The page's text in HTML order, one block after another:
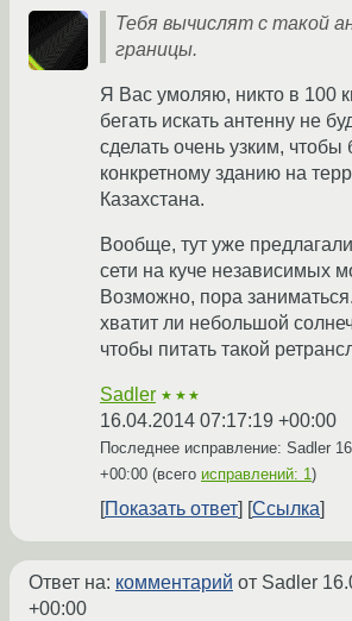
Тебя вычислят с такой
границы.
Я Вас умоляю, никто в 100
бегать искать антенну не
сделать очень узким,
конкретному зданию на
Казахстана.
Вообще, тут уже
сети на куче независимых
Возможно, пора
хватит ли небольшой
чтобы питать такой
Sadler ★★★
16.04.2014 07:17:19 +00:00
Последнее исправление: Sadler
+00:00 (всего исправлений: 1)
Показать ответ Ссылка
Ответ на: комментарий от Sadler
+00:00